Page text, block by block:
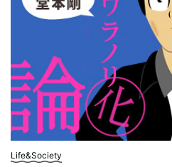
Life&Society